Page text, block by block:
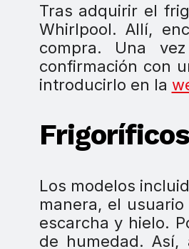
Tras adquirir el
Whirlpool. Allí,
compra. Una
confirmación con
introducirlo en la
Los modelos
manera, el
escarcha y hielo.
de humedad.